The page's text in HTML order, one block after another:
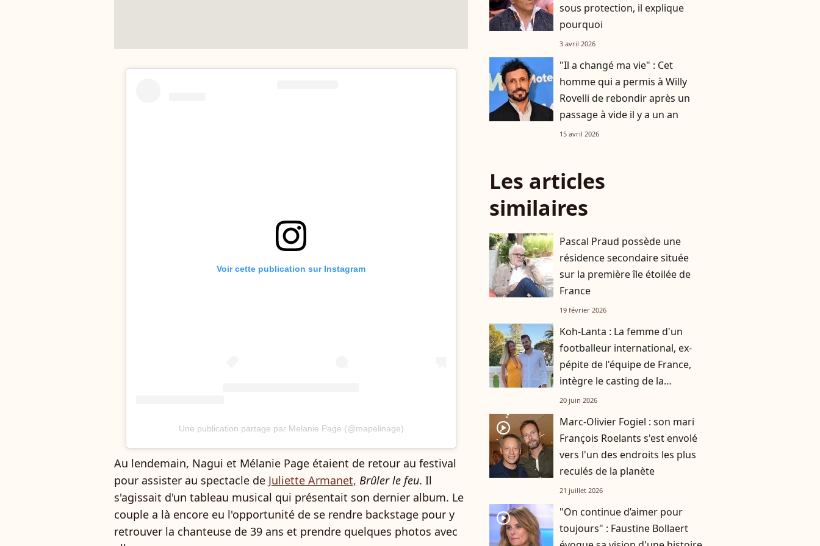
Voir cette publication sur Instagram
Une publication partage par Melanie Page (@mapelinage)
Au lendemain, Nagui et Mélanie Page étaient de retour au festival
pour assister au spectacle de Juliette Armanet, Brûler le feu. Il
s'agissait d'un tableau musical qui présentait son dernier album. Le
couple a là encore eu l'opportunité de se rendre backstage pour y
retrouver la chanteuse de 39 ans et prendre quelques photos avec
sous protection, il explique
pourquoi
3 avril 2026
"Il a changé ma vie" : Cet
homme qui a permis à Willy
Rovelli de rebondir après un
passage à vide il y a un an
15 avril 2026
Les articles
similaires
Pascal Praud possède une
résidence secondaire située
sur la première île étoilée de
France
19 février 2026
Koh-Lanta : La femme d'un
footballeur international, ex-
pépite de l'équipe de France,
intègre le casting de la
prochaine édition
20 juin 2026
player2
Marc-Olivier Fogiel : son mari
François Roelants s'est envolé
vers l'un des endroits les plus
reculés de la planète
21 juillet 2026
player2
"On continue d’aimer pour
toujours" : Faustine Bollaert